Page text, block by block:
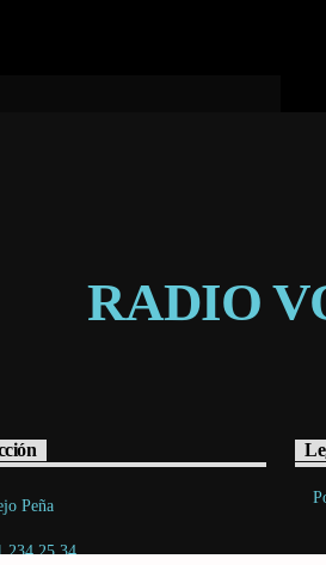
RADIO
Peña
234 25 34